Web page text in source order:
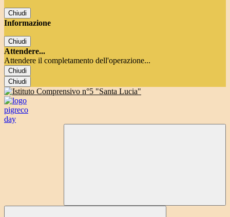
Chiudi
Informazione
Chiudi
Attendere...
Attendere il completamento dell'operazione...
Chiudi
Chiudi